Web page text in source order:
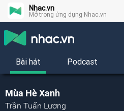
Nhac.vn
Mở trong ứng dụng Nhac.vn
Bài hát Podcast
Mùa Hè Xanh
Trần Tuấn Lương